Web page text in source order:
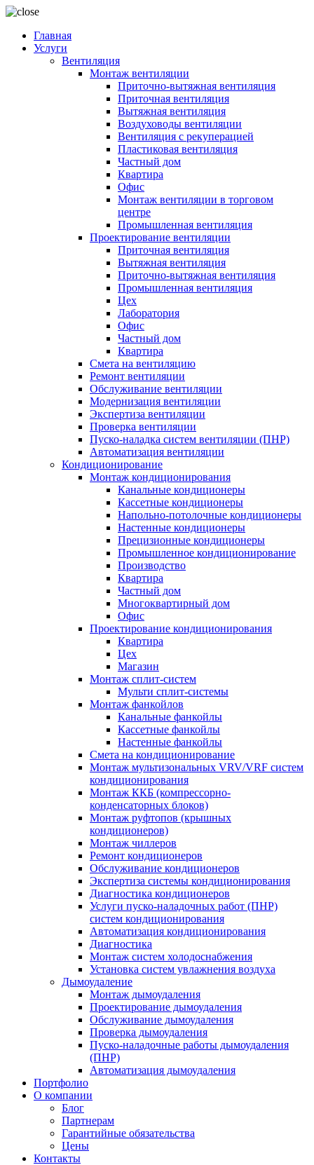
Главная
Услуги
Вентиляция
Монтаж вентиляции
Приточно-вытяжная вентиляция
Приточная вентиляция
Вытяжная вентиляция
Воздуховоды вентиляции
Вентиляция с рекуперацией
Пластиковая вентиляция
Частный дом
Квартира
Офис
Монтаж вентиляции в торговом
центре
Промышленная вентиляция
Проектирование вентиляции
Приточная вентиляция
Вытяжная вентиляция
Приточно-вытяжная вентиляция
Промышленная вентиляция
Цех
Лаборатория
Офис
Частный дом
Квартира
Смета на вентиляцию
Ремонт вентиляции
Обслуживание вентиляции
Модернизация вентиляции
Экспертиза вентиляции
Проверка вентиляции
Пуско-наладка систем вентиляции (ПНР)
Автоматизация вентиляции
Кондиционирование
Монтаж кондиционирования
Канальные кондиционеры
Кассетные кондиционеры
Напольно-потолочные кондиционеры
Настенные кондиционеры
Прецизионные кондиционеры
Промышленное кондиционирование
Производство
Квартира
Частный дом
Многоквартирный дом
Офис
Проектирование кондиционирования
Квартира
Цех
Магазин
Монтаж сплит-систем
Мульти сплит-системы
Монтаж фанкойлов
Канальные фанкойлы
Кассетные фанкойлы
Настенные фанкойлы
Смета на кондиционирование
Монтаж мультизональных VRV/VRF систем
кондиционирования
Монтаж ККБ (компрессорно-
конденсаторных блоков)
Монтаж руфтопов (крышных
кондиционеров)
Монтаж чиллеров
Ремонт кондиционеров
Обслуживание кондиционеров
Экспертиза системы кондиционирования
Диагностика кондиционеров
Услуги пуско-наладочных работ (ПНР)
систем кондиционирования
Автоматизация кондиционирования
Диагностика
Монтаж систем холодоснабжения
Установка систем увлажнения воздуха
Дымоудаление
Монтаж дымоудаления
Проектирование дымоудаления
Обслуживание дымоудаления
Проверка дымоудаления
Пуско-наладочные работы дымоудаления
(ПНР)
Автоматизация дымоудаления
Портфолио
О компании
Блог
Партнерам
Гарантийные обязательства
Цены
Контакты